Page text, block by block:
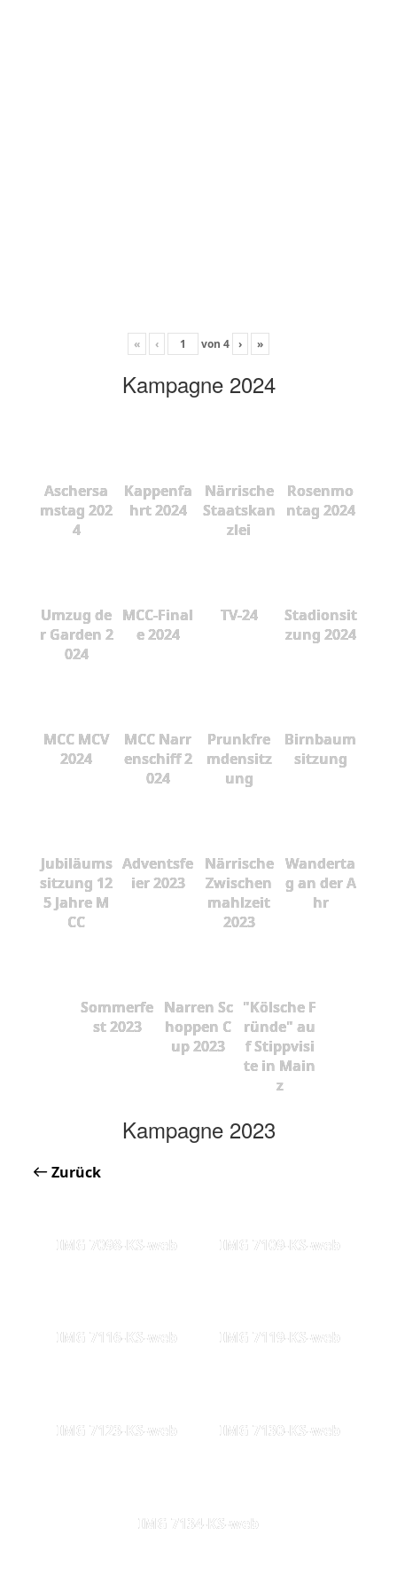
« ‹ von 4 › »
Kampagne 2024
Aschersa
mstag 202
4
Kappenfa
hrt 2024
Närrische
Staatskan
zlei
Rosenmo
ntag 2024
Umzug de
r Garden 2
024
MCC-Final
e 2024
TV-24
Stadionsit
zung 2024
MCC MCV
2024
MCC Narr
enschiff 2
024
Prunkfre
mdensitz
ung
Birnbaum
sitzung
Jubiläums
sitzung 12
5 Jahre M
CC
Adventsfe
ier 2023
Närrische
Zwischen
mahlzeit
2023
Wanderta
g an der A
hr
Sommerfe
st 2023
Narren Sc
hoppen C
up 2023
"Kölsche F
ründe" au
f Stippvisi
te in Main
z
Kampagne 2023
Zurück
IMG 7098-KS-web IMG 7109-KS-web
IMG 7116-KS-web IMG 7119-KS-web
IMG 7123-KS-web IMG 7130-KS-web
IMG 7134-KS-web